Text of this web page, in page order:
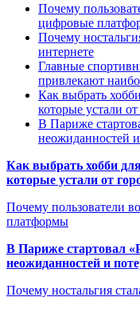
Почему
цифровые
Почему
интернете
Главные
привлекают
Как выбрать
которые устали от
В Париже
неожиданностей
Как выбрать хобби
которые устали от
Почему пользователи
платформы
В Париже стартовал
неожиданностей и
Почему ностальгия